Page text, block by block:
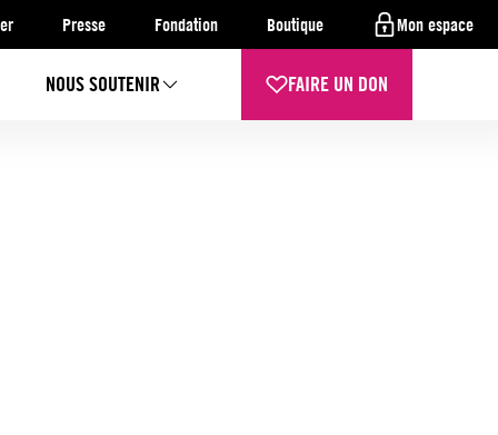
Presse Fondation Boutique Mon espace
NOUS SOUTENIR FAIRE UN DON